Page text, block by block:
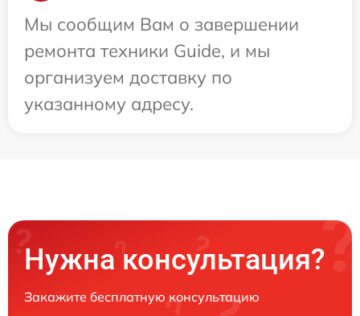
Мы сообщим Вам о завершении
ремонта техники Guide, и мы
организуем доставку по
указанному адресу.
Нужна консультация?
Закажите бесплатную консультацию